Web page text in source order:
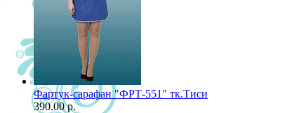
Фартук-сарафан "ФРТ-551" тк.Тиси
390.00 р.